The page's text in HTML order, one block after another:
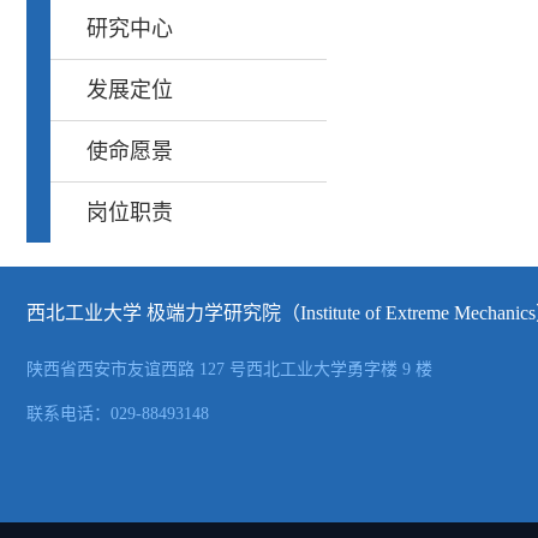
研究中心
发展定位
使命愿景
岗位职责
西北工业大学 极端力学研究院（Institute of Extreme
陕西省西安市友谊西路 127 号西北工业大学勇字楼 9 楼
联系电话：029-88493148